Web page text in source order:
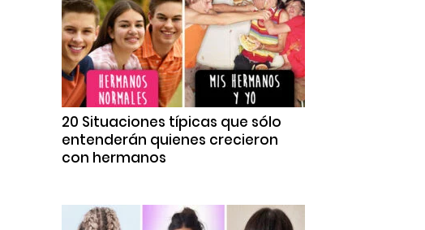
20 Situaciones típicas que sólo
entenderán quienes crecieron
con hermanos